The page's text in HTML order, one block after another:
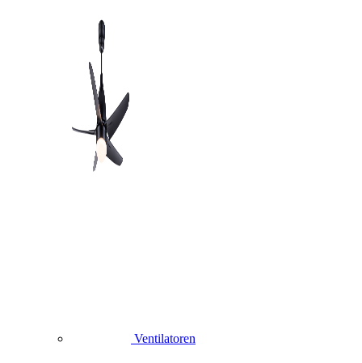
Ventilatoren